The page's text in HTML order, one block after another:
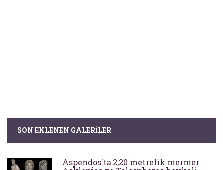
SON EKLENEN GALERILER
Aspendos'ta 2,20 metrelik mermer